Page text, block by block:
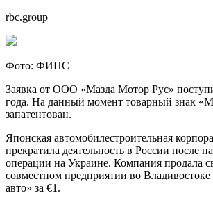
rbc.group
Фото: ФИПС
Заявка от ООО «Мазда Мотор Рус»
года. На данный момент товарный знак
запатентован.
Японская автомобилестроительная
прекратила деятельность в России после
операции на Украине. Компания продала
совместном предприятии во
авто» за €1.